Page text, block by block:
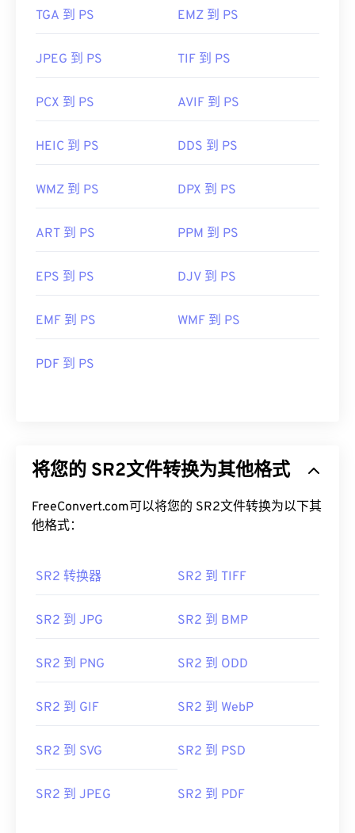
TGA 到 PS EMZ 到 PS
JPEG 到 PS TIF 到 PS
PCX 到 PS AVIF 到 PS
HEIC 到 PS DDS 到 PS
WMZ 到 PS DPX 到 PS
ART 到 PS PPM 到 PS
EPS 到 PS DJV 到 PS
EMF 到 PS WMF 到 PS
PDF 到 PS
将您的 SR2文件转换为其他格式
FreeConvert.com可以将您的 SR2文件转换为以下其
他格式：
SR2 转换器 SR2 到 TIFF
SR2 到 JPG SR2 到 BMP
SR2 到 PNG SR2 到 ODD
SR2 到 GIF SR2 到 WebP
SR2 到 SVG SR2 到 PSD
SR2 到 JPEG SR2 到 PDF